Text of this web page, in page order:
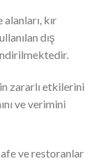
kır
dış
zararlı etkilerini
ve verimini
ve restoranlar